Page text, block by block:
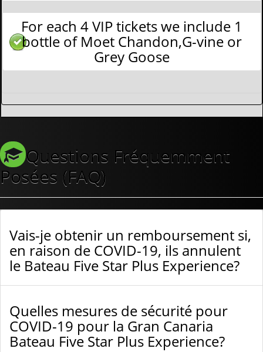
For each 4 VIP tickets we include 1
bottle of Moet Chandon,G-vine or
Grey Goose
Questions Fréquemment
Posées (FAQ)
Vais-je obtenir un remboursement si,
en raison de COVID-19, ils annulent
le Bateau Five Star Plus Experience?
Quelles mesures de sécurité pour
COVID-19 pour la Gran Canaria
Bateau Five Star Plus Experience?